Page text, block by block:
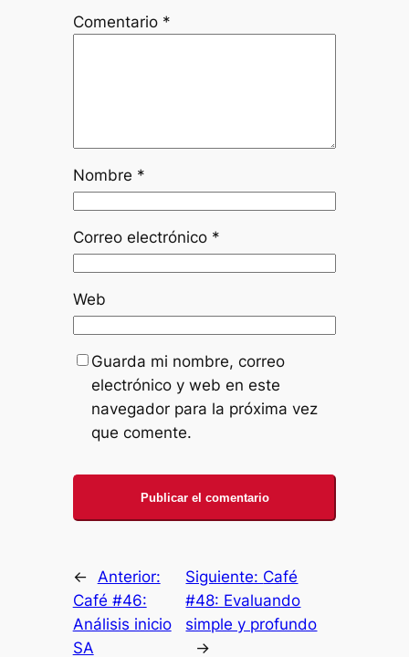
Comentario *
Nombre *
Correo electrónico *
Web
Guarda mi nombre, correo
electrónico y web en este
navegador para la próxima vez
que comente.
← Anterior:
Café #46:
Análisis inicio
SA
Siguiente: Café
#48: Evaluando
simple y profundo
→